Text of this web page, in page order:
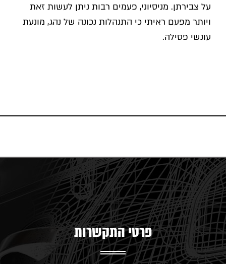
על צבירתן. מניסיוני, פעמים רבות ניתן לעשות זאת
ויותר מפעם ראיתי כי התנהלות נכונה של נהג, מונעת
עונשי פסילה.
פרטי התקשרות